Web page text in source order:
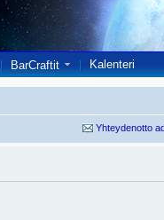
BarCraftit Kalenteri
Yhteydenotto